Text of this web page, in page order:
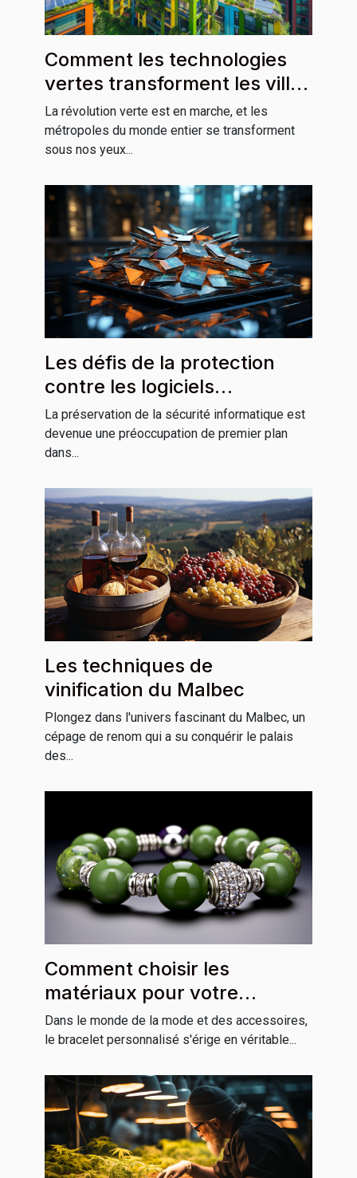
Comment les technologies
vertes transforment les villes
modernes
La révolution verte est en marche, et les
métropoles du monde entier se transforment
sous nos yeux...
Les défis de la protection
contre les logiciels
malveillants sur les
systèmes d'exploitation
macOS
La préservation de la sécurité informatique est
devenue une préoccupation de premier plan
dans...
Les techniques de
vinification du Malbec
Plongez dans l'univers fascinant du Malbec, un
cépage de renom qui a su conquérir le palais
des...
Comment choisir les
matériaux pour votre
bracelet personnalisé
Dans le monde de la mode et des accessoires,
le bracelet personnalisé s'érige en véritable...